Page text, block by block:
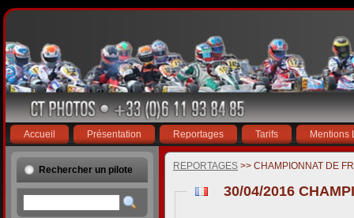
Accueil Présentation Reportages Tarifs Mentions
Rechercher un pilote REPORTAGES >> CHAMPIONNAT DE
30/04/2016